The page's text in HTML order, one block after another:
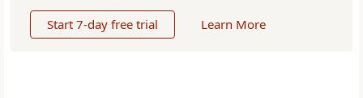
Start 7-day free trial Learn More